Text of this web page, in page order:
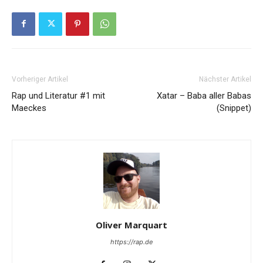
Vorheriger Artikel
Rap und Literatur #1 mit
Maeckes
Nächster Artikel
Xatar – Baba aller Babas
(Snippet)
Oliver Marquart
https://rap.de